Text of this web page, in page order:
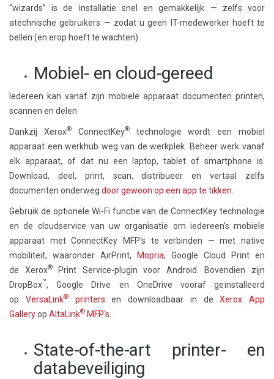
“wizards” is de installatie snel en gemakkelijk — zelfs voor
atechnische gebruikers — zodat u geen IT-medewerker hoeft te
bellen (en erop hoeft te wachten).
Mobiel- en cloud-gereed
Iedereen kan vanaf zijn mobiele apparaat documenten printen,
scannen en delen
Dankzij Xerox®ConnectKey®technologie wordt een mobiel
apparaat een werkhub weg van de werkplek. Beheer werk vanaf
elk apparaat, of dat nu een laptop, tablet of smartphone is.
Download, deel, print, scan, distribueer en vertaal zelfs
documenten onderweg door gewoon op een app te tikken
Gebruik de optionele Wi-Fi functie van de ConnectKey technologie
en de cloudservice van uw organisatie om iedereen’s mobiele
apparaat met ConnectKey MFP‘s te verbinden — met native
mobiliteit, waaronder AirPrint,
Mopria, Google Cloud Print en
de Xerox®Print Service-plugin voor Android. Bovendien zijn
DropBox™, Google Drive en OneDrive vooraf geïnstalleerd
op VersaLink®printers en downloadbaar in deXerox App
Galleryop AltaLink® MFP‘s
State-of-the-art printer- en
databeveiliging